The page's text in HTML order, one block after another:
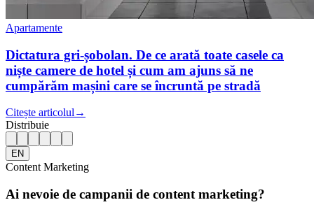
Apartamente
Dictatura gri-șobolan. De ce arată toate casele ca
niște camere de hotel și cum am ajuns să ne
cumpărăm mașini care se încruntă pe stradă
Citește articolul →
Distribuie
EN
Content Marketing
Ai nevoie de campanii de content marketing?